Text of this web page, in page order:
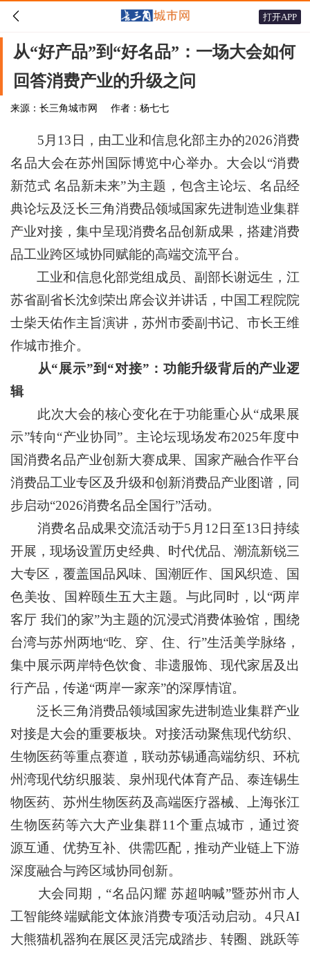
 打开APP
从“好产品”到“好名品”：一场大会如何
回答消费产业的升级之问
来源：长三角城市网 作者：杨七七
5月13日，由工业和信息化部主办的2026消费
名品大会在苏州国际博览中心举办。大会以“消费
新范式 名品新未来”为主题，包含主论坛、名品经
典论坛及泛长三角消费品领域国家先进制造业集群
产业对接，集中呈现消费名品创新成果，搭建消费
品工业跨区域协同赋能的高端交流平台。
工业和信息化部党组成员、副部长谢远生，江
苏省副省长沈剑荣出席会议并讲话，中国工程院院
士柴天佑作主旨演讲，苏州市委副书记、市长王维
作城市推介。
从“展示”到“对接”：功能升级背后的产业逻
辑
此次大会的核心变化在于功能重心从“成果展
示”转向“产业协同”。主论坛现场发布2025年度中
国消费名品产业创新大赛成果、国家产融合作平台
消费品工业专区及升级和创新消费品产业图谱，同
步启动“2026消费名品全国行”活动。
消费名品成果交流活动于5月12日至13日持续
开展，现场设置历史经典、时代优品、潮流新锐三
大专区，覆盖国品风味、国潮匠作、国风织造、国
色美妆、国粹颐生五大主题。与此同时，以“两岸
客厅 我们的家”为主题的沉浸式消费体验馆，围绕
台湾与苏州两地“吃、穿、住、行”生活美学脉络，
集中展示两岸特色饮食、非遗服饰、现代家居及出
行产品，传递“两岸一家亲”的深厚情谊。
泛长三角消费品领域国家先进制造业集群产业
对接是大会的重要板块。对接活动聚焦现代纺织、
生物医药等重点赛道，联动苏锡通高端纺织、环杭
州湾现代纺织服装、泉州现代体育产品、泰连锡生
物医药、苏州生物医药及高端医疗器械、上海张江
生物医药等六大产业集群11个重点城市，通过资
源互通、优势互补、供需匹配，推动产业链上下游
深度融合与跨区域协同创新。
大会同期，“名品闪耀 苏超呐喊”暨苏州市人
工智能终端赋能文体旅消费专项活动启动。4只AI
大熊猫机器狗在展区灵活完成踏步、转圈、跳跃等